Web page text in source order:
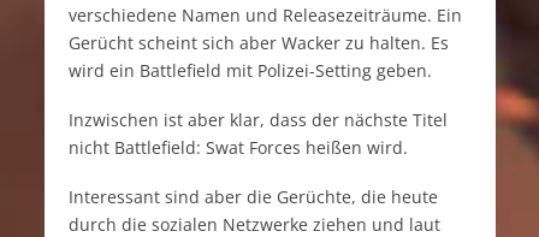
verschiedene Namen und Releasezeiträume. Ein
Gerücht scheint sich aber Wacker zu halten. Es
wird ein Battlefield mit Polizei-Setting geben.
Inzwischen ist aber klar, dass der nächste Titel
nicht Battlefield: Swat Forces heißen wird.
Interessant sind aber die Gerüchte, die heute
durch die sozialen Netzwerke ziehen und laut